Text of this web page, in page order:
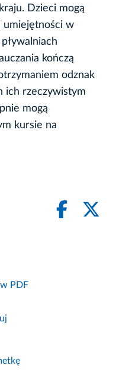
Dzieci mogą
umiejętności w
kończą
odznak
ich rzeczywistym
mogą
kursie na
PDF